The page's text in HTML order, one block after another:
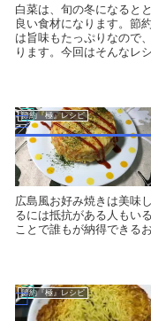
白菜は、旬の冬になると
良い食材になります。節
は旨味もたっぷりなので
ります。今回はそんなレシ
節約『極』レシピ
広島風お好み焼きは美味
るには抵抗がある人もい
ことで誰もが納得できる
節約『極』レシピ